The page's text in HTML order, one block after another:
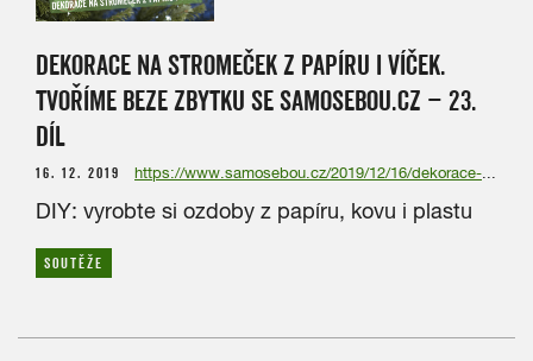
DEKORACE NA STROMEČEK Z PAPÍRU I VÍČEK.
TVOŘÍME BEZE ZBYTKU SE SAMOSEBOU.CZ – 23.
DÍL
16. 12. 2019 https://www.samosebou.cz/2019/12/16/dekorace-na-stromecek-z-papiru-i-vicek-tvorime-beze-zbytku-se-samosebou-cz-23-dil/
DIY: vyrobte si ozdoby z papíru, kovu i plastu
SOUTĚŽE